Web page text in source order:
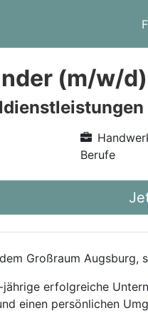
(m/w/d)
Berufe
Großraum
erfolgreiche
einen persönlichen